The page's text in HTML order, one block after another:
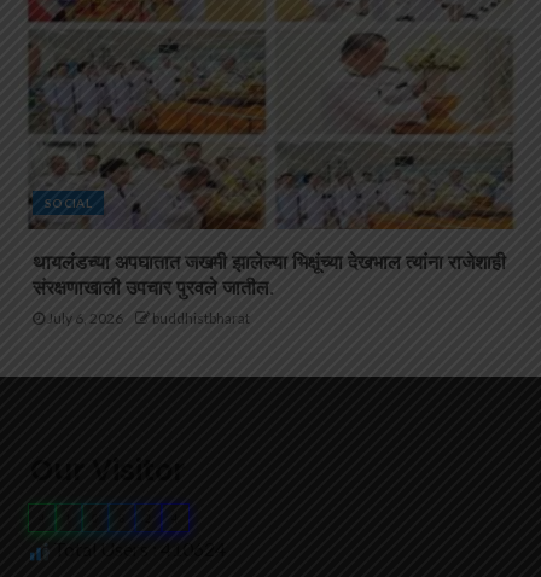
SOCIAL
थायलंडच्या अपघातात जखमी झालेल्या भिक्षूंच्या देखभाल त्यांना राजेशाही
संरक्षणाखाली उपचार पुरवले जातील.
July 6, 2026 buddhistbharat
Total Users : 410624